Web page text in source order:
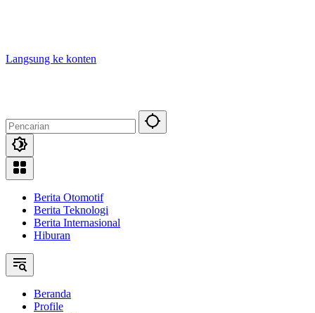
Langsung ke konten
Berita Otomotif
Berita Teknologi
Berita Internasional
Hiburan
Beranda
Profile